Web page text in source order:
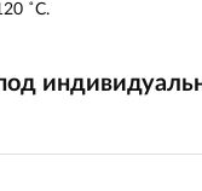
˚С.